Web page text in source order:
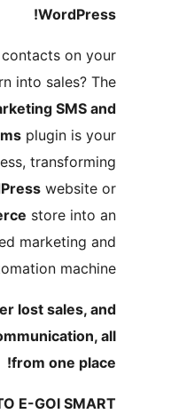
Tired of having contacts
that never turn into
E-goi Smart Marketing
Forms
shortcut to success,
yourWordPress
WooCommerce
integrated
automation
more, recover lost
your
WHY SWITCH TO E-GOI